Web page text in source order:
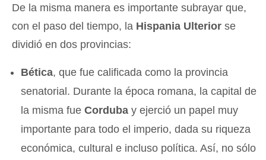
De la misma manera es importante subrayar que,
con el paso del tiempo, la Hispania Ulterior se
dividió en dos provincias:
Bética, que fue calificada como la provincia
senatorial. Durante la época romana, la capital de
la misma fueCorduba y ejerció un papel muy
importante para todo el imperio, dada su riqueza
económica, cultural e incluso política. Así, no sólo